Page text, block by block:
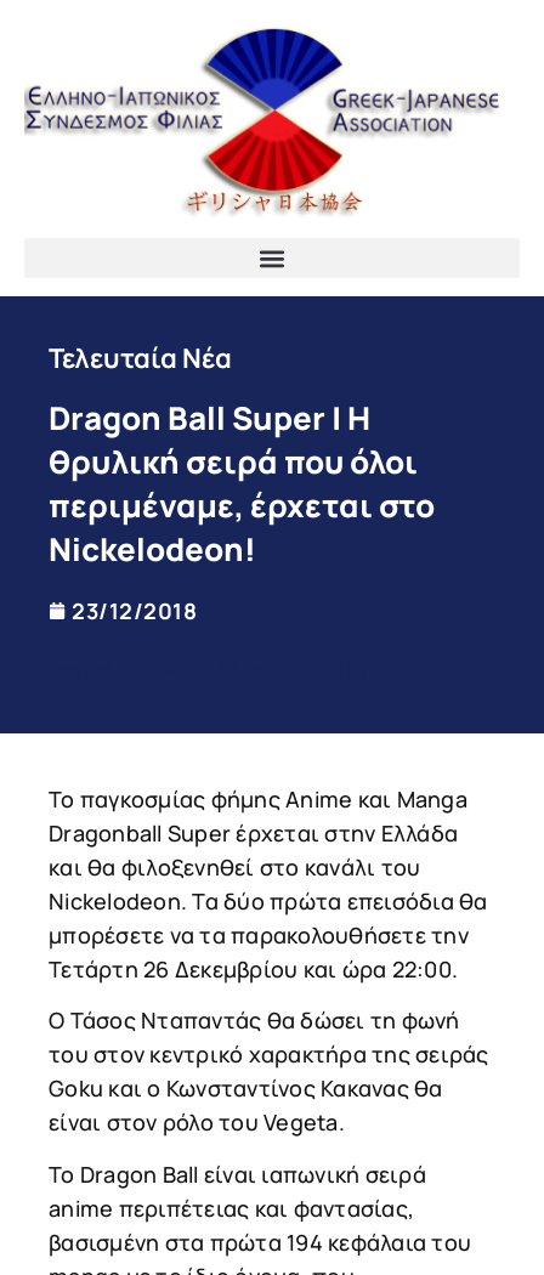
Τελευταία Νέα
Dragon Ball Super | Η
θρυλική σειρά που όλοι
περιμέναμε, έρχεται στο
Nickelodeon!
23/12/2018
Το παγκoσμίας φήμης Anime και Manga
Dragonball Super έρχεται στην Ελλάδα
και θα φιλοξενηθεί στο κανάλι του
Nickelodeon. Τα δύο πρώτα επεισόδια θα
μπορέσετε να τα παρακολουθήσετε την
Τετάρτη 26 Δεκεμβρίου και ώρα 22:00.
Ο Τάσος Νταπαντάς θα δώσει τη φωνή
του στον κεντρικό χαρακτήρα της σειράς
Goku και ο Κωνσταντίνος Κακανας θα
είναι στον ρόλο του Vegeta.
Το Dragon Ball είναι ιαπωνική σειρά
anime περιπέτειας και φαντασίας,
βασισμένη στα πρώτα 194 κεφάλαια του